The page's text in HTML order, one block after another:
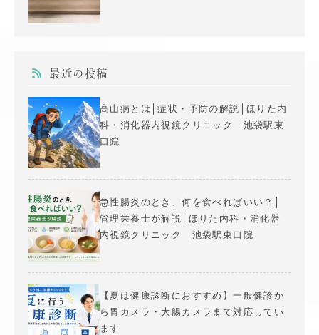
最近の投稿
高山病とは│症状・予防の解説│ほりた内
科・消化器内視鏡クリニック 池袋駅東
口院
急性腸炎のとき、何を食べればいい？│
管理栄養士が解説│ほりた内科・消化器
内視鏡クリニック 池袋駅東口院
【夏は健康診断におすすめ】一般健診か
ら胃カメラ・大腸カメラまで対応してい
ます